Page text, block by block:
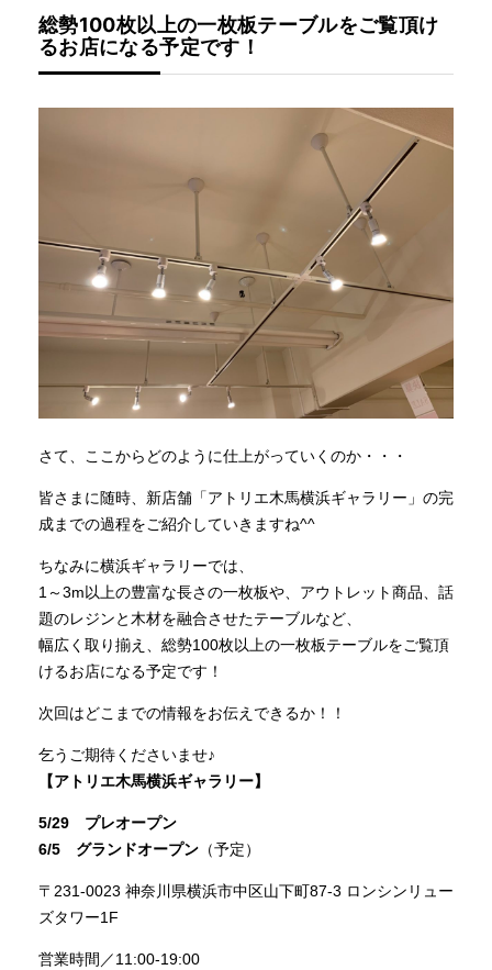
総勢100枚以上の一枚板テーブルをご覧頂け
るお店になる予定です！
さて、ここからどのように仕上がっていくのか・・・
皆さまに随時、新店舗「アトリエ木馬横浜ギャラリー」の完
成までの過程をご紹介していきますね^^
ちなみに横浜ギャラリーでは、
1～3m以上の豊富な長さの一枚板や、アウトレット商品、話
題のレジンと木材を融合させたテーブルなど、
幅広く取り揃え、総勢100枚以上の一枚板テーブルをご覧頂
けるお店になる予定です！
次回はどこまでの情報をお伝えできるか！！
乞うご期待くださいませ♪
【アトリエ木馬横浜ギャラリー】
5/29 プレオープン
6/5 グランドオープン （予定）
〒231-0023 神奈川県横浜市中区山下町87-3 ロンシンリュー
ズタワー1F
営業時間／11:00-19:00